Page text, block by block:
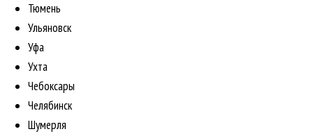
Тюмень
Ульяновск
Уфа
Ухта
Чебоксары
Челябинск
Шумерля